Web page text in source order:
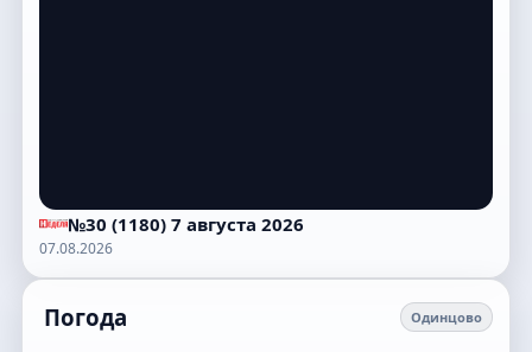
№30 (1180) 7 августа 2026
07.08.2026
Погода Одинцово